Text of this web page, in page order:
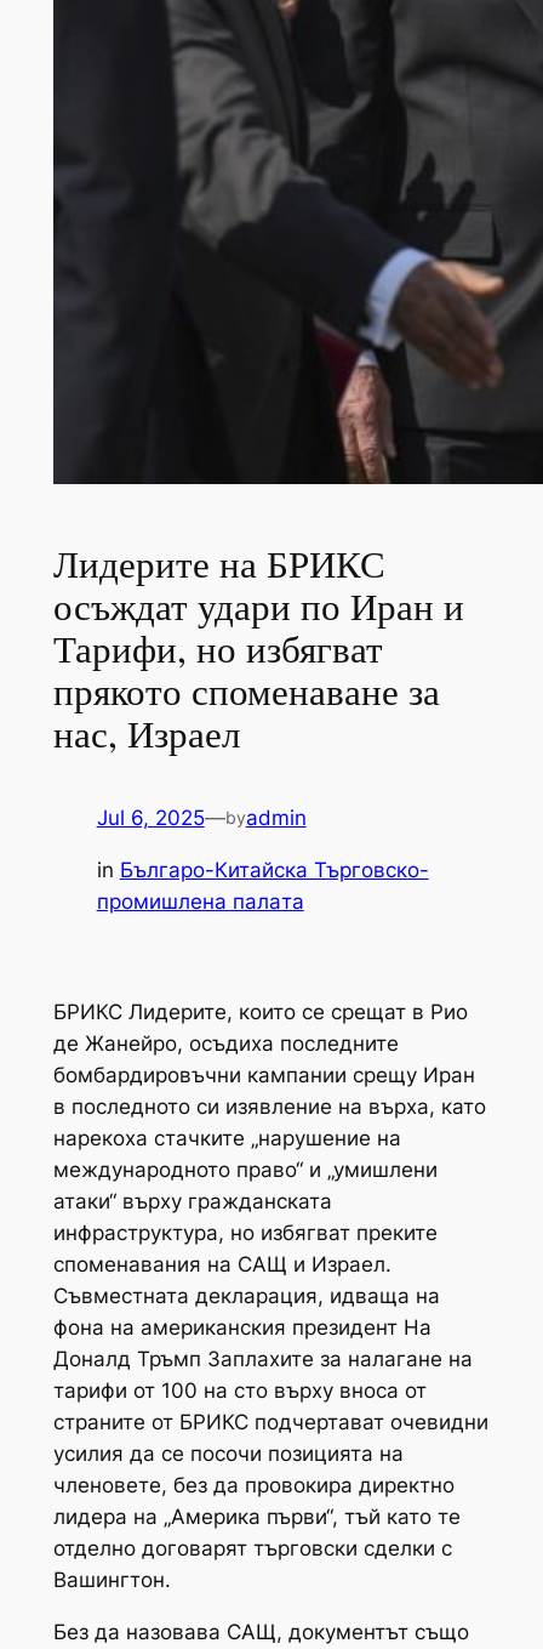
Лидерите на БРИКС
осъждат удари по Иран и
Тарифи, но избягват
прякото споменаване за
нас, Израел
Jul 6, 2025—byadmin
in Българо-Китайска Търговско-
промишлена палaта
БРИКС Лидерите, които се срещат в Рио
де Жанейро, осъдиха последните
бомбардировъчни кампании срещу Иран
в последното си изявление на върха, като
нарекоха стачките „нарушение на
международното право“ и „умишлени
атаки“ върху гражданската
инфраструктура, но избягват преките
споменавания на САЩ и Израел.
Съвместната декларация, идваща на
фона на американския президент На
Доналд Тръмп Заплахите за налагане на
тарифи от 100 на сто върху вноса от
страните от БРИКС подчертават очевидни
усилия да се посочи позицията на
членовете, без да провокира директно
лидера на „Америка първи“, тъй като те
отделно договарят търговски сделки с
Вашингтон.
Без да назовава САЩ, документът също